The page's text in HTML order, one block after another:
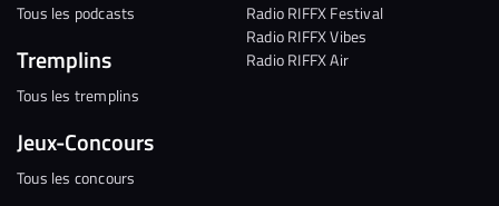
Tous les podcasts
Tremplins
Tous les tremplins
Jeux-Concours
Tous les concours
Radio RIFFX Festival
Radio RIFFX Vibes
Radio RIFFX Air